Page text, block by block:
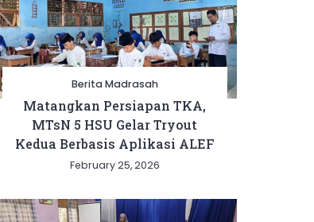
Berita Madrasah
Matangkan Persiapan TKA,
MTsN 5 HSU Gelar Tryout
Kedua Berbasis Aplikasi ALEF
February 25, 2026